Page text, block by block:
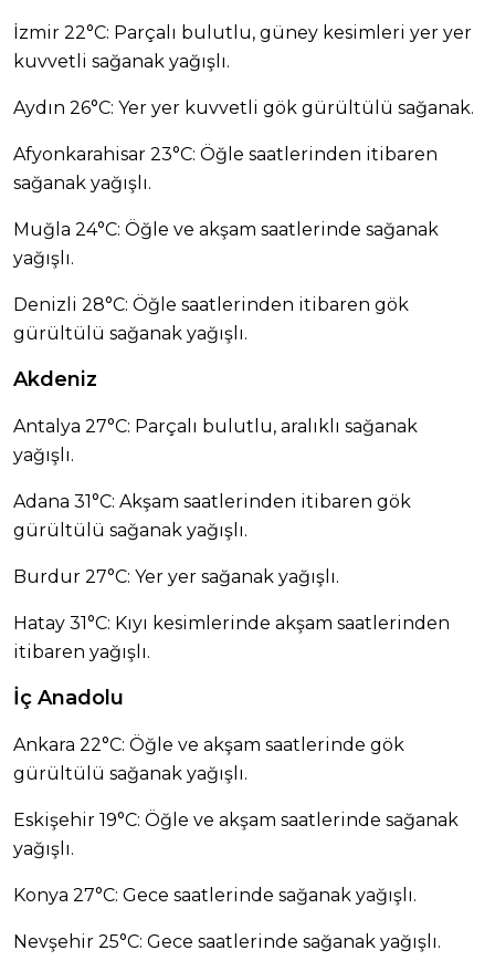
İzmir 22°C: Parçalı bulutlu, güney kesimleri yer yer
kuvvetli sağanak yağışlı.
Aydın 26°C: Yer yer kuvvetli gök gürültülü sağanak.
Afyonkarahisar 23°C: Öğle saatlerinden itibaren
sağanak yağışlı.
Muğla 24°C: Öğle ve akşam saatlerinde sağanak
yağışlı.
Denizli 28°C: Öğle saatlerinden itibaren gök
gürültülü sağanak yağışlı.
Akdeniz
Antalya 27°C: Parçalı bulutlu, aralıklı sağanak
yağışlı.
Adana 31°C: Akşam saatlerinden itibaren gök
gürültülü sağanak yağışlı.
Burdur 27°C: Yer yer sağanak yağışlı.
Hatay 31°C: Kıyı kesimlerinde akşam saatlerinden
itibaren yağışlı.
İç Anadolu
Ankara 22°C: Öğle ve akşam saatlerinde gök
gürültülü sağanak yağışlı.
Eskişehir 19°C: Öğle ve akşam saatlerinde sağanak
yağışlı.
Konya 27°C: Gece saatlerinde sağanak yağışlı.
Nevşehir 25°C: Gece saatlerinde sağanak yağışlı.